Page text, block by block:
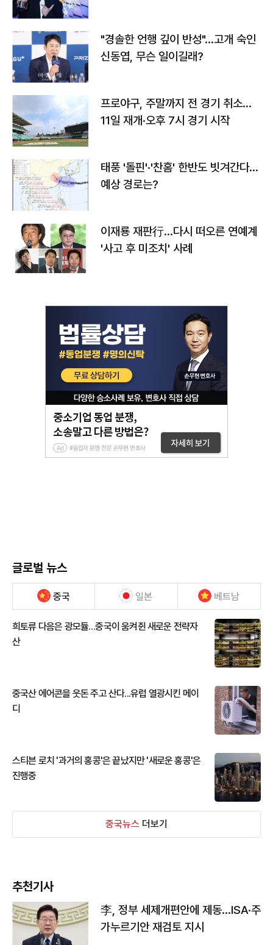
"경솔한 언행 깊이 반성"…고개 숙인
신동엽, 무슨 일이길래?
프로야구, 주말까지 전 경기 취소…
11일 재개·오후 7시 경기 시작
태풍 '돌핀'·'찬홈' 한반도 빗겨간다…
예상 경로는?
이재룡 재판行…다시 떠오른 연예계
'사고 후 미조치' 사례
글로벌 뉴스
중국 일본 베트남
희토류 다음은 광모듈…중국이 움켜쥔 새로운 전략자
산
중국산 에어콘을 웃돈 주고 산다...유럽 열광시킨 메이
디
스티븐 로치 '과거의 홍콩'은 끝났지만 '새로운 홍콩'은
진행중
중국뉴스 더보기
추천기사
李, 정부 세제개편안에 제동…ISA·주
가누르기안 재검토 지시